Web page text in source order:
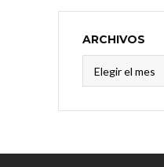
ARCHIVOS